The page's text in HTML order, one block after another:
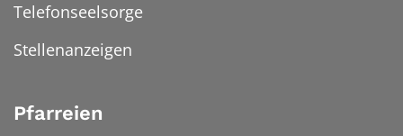
Telefonseelsorge
Stellenanzeigen
Pfarreien